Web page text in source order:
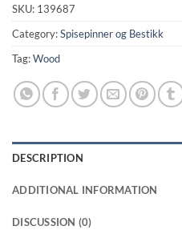
SKU: 139687
Category:Spisepinner og Bestikk
Tag:Wood
DESCRIPTION
ADDITIONAL INFORMATION
DISCUSSION (0)